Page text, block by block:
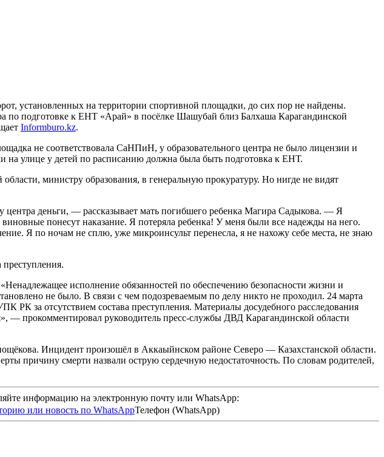
установленных на территории спортивной площадки, до сих пор не найдены.
по подготовке к ЕНТ «Арай» в посёлке Шашубай близ Балхаша Карагандинской
Informburo.kz.
не соответствовала СаНПиН, у образовательного центра не было лицензии и
на улице у детей по расписанию должна была быть подготовка к ЕНТ.
министру образования, в генеральную прокуратуру. Но нигде не видят
центра деньги, — рассказывает мать погибшего ребенка Магира Садыкова. — Я
понесут наказание. Я потеряла ребенка! У меня были все надежды на него.
Я по ночам не сплю, уже микроинсульт перенесла, я не нахожу себе места, не знаю
исполнение обязанностей по обеспечению безопасности жизни и
не было. В связи с чем подозреваемым по делу никто не проходил. 24 марта
РК за отсутствием состава преступления. Материалы досудебного расследования
— прокомментировал руководитель пресс-службы ДВД Карагандинской области
Инцидент произошёл в Аккаыйнском районе Северо — Казахстанской области.
причину смерти назвали острую сердечную недостаточность. По словам родителей,
информацию на электронную почту или WhatsApp:
Телефон (WhatsApp)